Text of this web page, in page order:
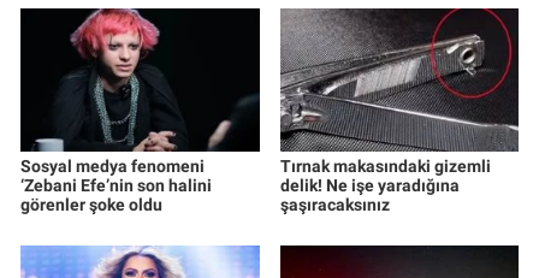
Sosyal medya fenomeni
‘Zebani Efe’nin son halini
görenler şoke oldu
Tırnak makasındaki gizemli
delik! Ne işe yaradığına
şaşıracaksınız